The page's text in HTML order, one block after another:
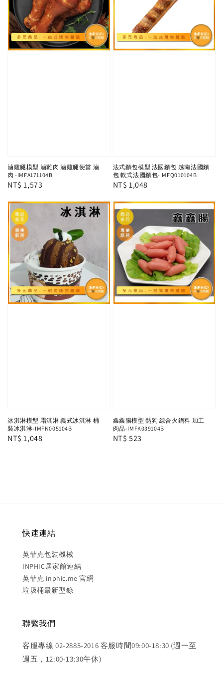
滷雞腿模型 滷雞肉 滷雞腿便當 滷
肉 -IMFA171104B
Regular
NT$ 1,573
法式麵包模型 法國麵包 越南法國麵
包 軟式法國麵包-IMFQ010104B
Regular
NT$ 1,048
冰淇淋模型 霜淇淋 義式冰淇淋 桶
裝冰淇淋-IMFN005104B
Regular
NT$ 1,048
鑫鑫腸模型 熱狗 綜合火鍋料 加工
肉品-IMFK039104B
Regular
NT$ 523
快速連結
英菲克包裝機械
INPHIC居家館連結
英菲克 inphic.me 官網
垃圾桶最新型錄
聯繫我們
客服專線 02-2885-2016 客服時間09:00-18:30 (週一至
週五，12:00-13:30午休)